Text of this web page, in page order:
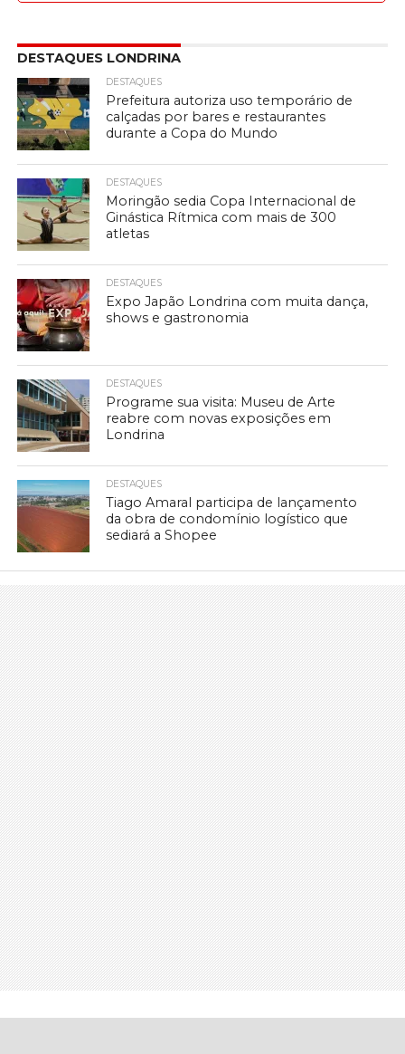
DESTAQUES LONDRINA
DESTAQUES
Prefeitura autoriza uso temporário de
calçadas por bares e restaurantes
durante a Copa do Mundo
DESTAQUES
Moringão sedia Copa Internacional de
Ginástica Rítmica com mais de 300
atletas
DESTAQUES
Expo Japão Londrina com muita dança,
shows e gastronomia
DESTAQUES
Programe sua visita: Museu de Arte
reabre com novas exposições em
Londrina
DESTAQUES
Tiago Amaral participa de lançamento
da obra de condomínio logístico que
sediará a Shopee